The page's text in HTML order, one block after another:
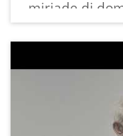
miriade di
poste sui
quotiadiana
accogliendo
differenze
vecchio di lui: